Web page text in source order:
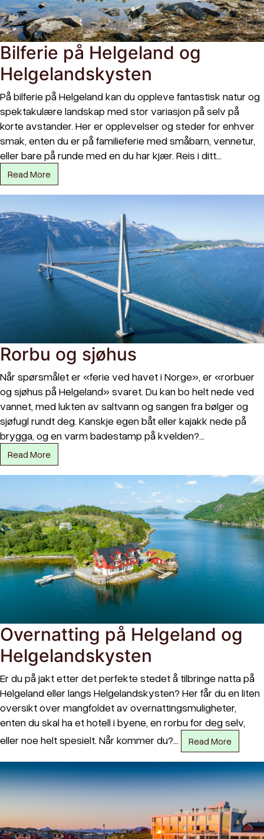
Bilferie på Helgeland og
Helgelandskysten
På bilferie på Helgeland kan du oppleve fantastisk natur og
spektakulære landskap med stor variasjon på selv på
korte avstander. Her er opplevelser og steder for enhver
smak, enten du er på familieferie med småbarn, vennetur,
eller bare på runde med en du har kjær. Reis i ditt…
Read More
Rorbu og sjøhus
Når spørsmålet er «ferie ved havet i Norge», er «rorbuer
og sjøhus på Helgeland» svaret. Du kan bo helt nede ved
vannet, med lukten av saltvann og sangen fra bølger og
sjøfugl rundt deg. Kanskje egen båt eller kajakk nede på
brygga, og en varm badestamp på kvelden?…
Read More
Overnatting på Helgeland og
Helgelandskysten
Er du på jakt etter det perfekte stedet å tilbringe natta på
Helgeland eller langs Helgelandskysten? Her får du en liten
oversikt over mangfoldet av overnattingsmuligheter,
enten du skal ha et hotell i byene, en rorbu for deg selv,
eller noe helt spesielt. Når kommer du?…
Read More